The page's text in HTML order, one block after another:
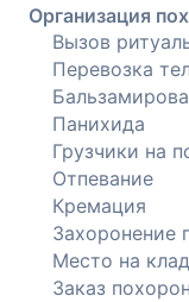
Организация
Вызов
Перевозка
Панихида
Грузчики на
Отпевание
Кремация
Захоронение
Место на
Заказ